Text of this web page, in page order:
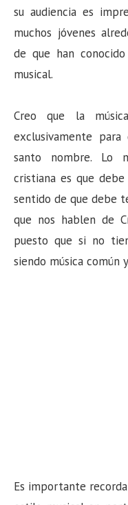
su audiencia es
muchos jóvenes
de que han
musical.
Creo que la
exclusivamente
santo nombre. Lo
cristiana es que
sentido de que debe
que nos hablen de
puesto que si no
siendo música común
Es importante